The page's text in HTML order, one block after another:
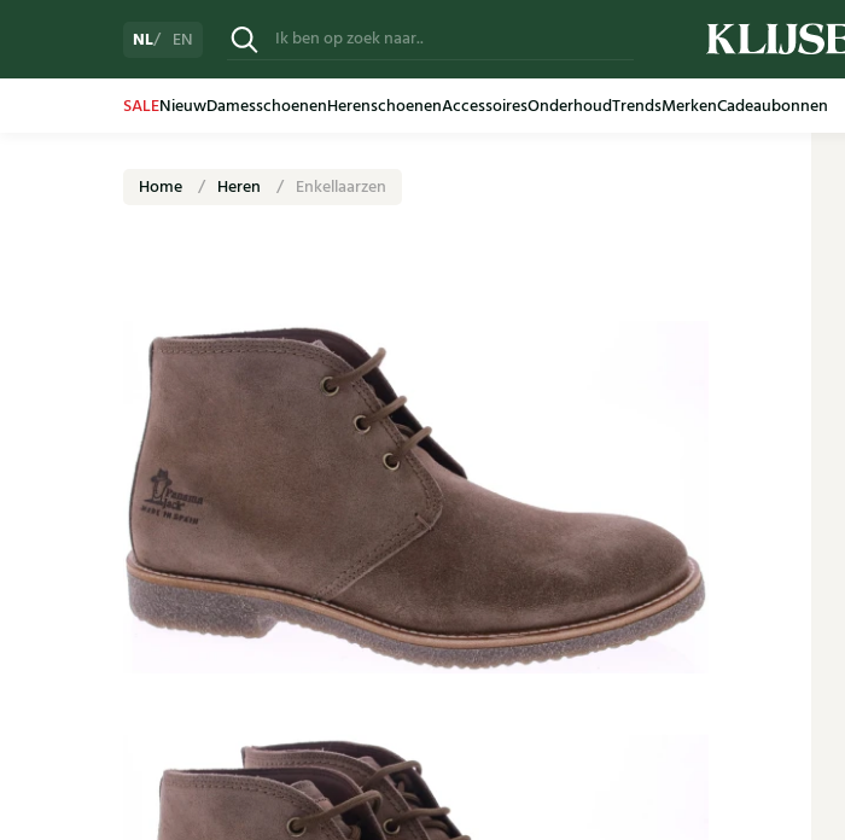
NL EN
SALENieuwDamesschoenenHerenschoenenAccessoiresOnderhoudTrendsMerkenCadeaubonnen
Home Heren Enkellaarzen